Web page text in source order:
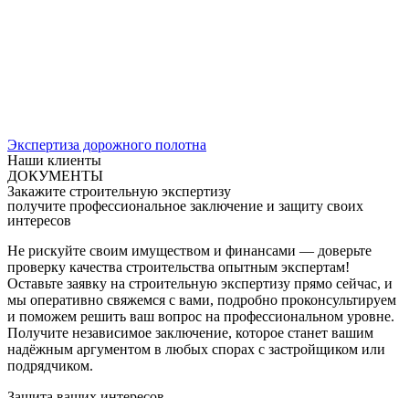
Экспертиза дорожного полотна
Наши клиенты
ДОКУМЕНТЫ
Закажите строительную экспертизу
получите профессиональное заключение и защиту своих
интересов
Не рискуйте своим имуществом и финансами — доверьте
проверку качества строительства опытным экспертам!
Оставьте заявку на строительную экспертизу прямо сейчас, и
мы оперативно свяжемся с вами, подробно проконсультируем
и поможем решить ваш вопрос на профессиональном уровне.
Получите независимое заключение, которое станет вашим
надёжным аргументом в любых спорах с застройщиком или
подрядчиком.